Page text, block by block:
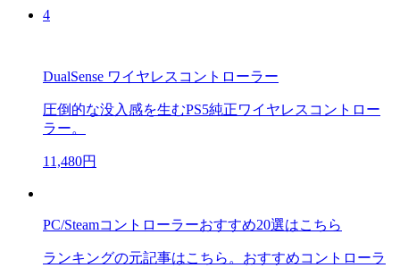
4
DualSense ワイヤレスコントローラー
圧倒的な没入感を生むPS5純正ワイヤレスコントロー
ラー。
11,480円
PC/Steamコントローラーおすすめ20選はこちら
ランキングの元記事はこちら。おすすめコントローラ